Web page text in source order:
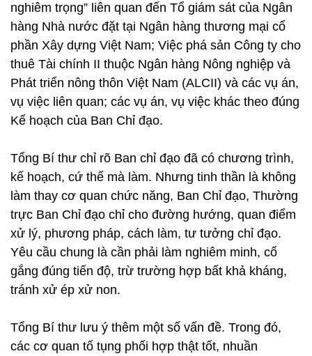
nghiêm trọng” liên quan đến Tổ giám sát của Ngân
hàng Nhà nước đặt tại Ngân hàng thương mại cổ
phần Xây dựng Việt Nam; Việc phá sản Công ty cho
thuê Tài chính II thuộc Ngân hàng Nông nghiệp và
Phát triển nông thôn Việt Nam (ALCII) và các vụ án,
vụ việc liên quan; các vụ án, vụ việc khác theo đúng
Kế hoạch của Ban Chỉ đạo.
Tổng Bí thư chỉ rõ Ban chỉ đạo đã có chương trình,
kế hoạch, cứ thế mà làm. Nhưng tinh thần là không
làm thay cơ quan chức năng, Ban Chỉ đạo, Thường
trực Ban Chỉ đạo chỉ cho đường hướng, quan điểm
xử lý, phương pháp, cách làm, tư tưởng chỉ đạo.
Yêu cầu chung là cần phải làm nghiêm minh, cố
gắng đúng tiến độ, trừ trường hợp bất khả kháng,
tránh xử ép xử non.
Tổng Bí thư lưu ý thêm một số vấn đề. Trong đó,
các cơ quan tố tụng phối hợp thật tốt, nhuần